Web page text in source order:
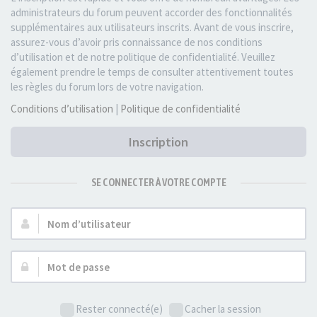
administrateurs du forum peuvent accorder des fonctionnalités
supplémentaires aux utilisateurs inscrits. Avant de vous inscrire,
assurez-vous d’avoir pris connaissance de nos conditions
d’utilisation et de notre politique de confidentialité. Veuillez
également prendre le temps de consulter attentivement toutes
les règles du forum lors de votre navigation.
Conditions d’utilisation | Politique de confidentialité
Inscription
SE CONNECTER À VOTRE COMPTE
Nom
d’utilisateur :
Mot
de
Rester connecté(e)
Cacher la session